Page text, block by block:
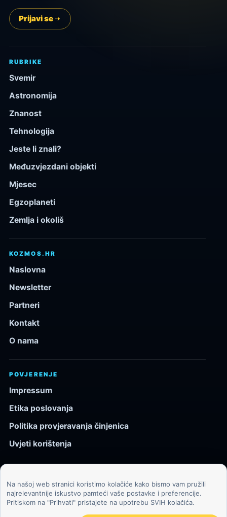
Prijavi se
RUBRIKE
Svemir
Astronomija
Znanost
Tehnologija
Jeste li znali?
Međuzvjezdani objekti
Mjesec
Egzoplaneti
Zemlja i okoliš
KOZMOS.HR
Naslovna
Newsletter
Partneri
Kontakt
O nama
POVJERENJE
Impressum
Etika poslovanja
Politika provjeravanja činjenica
Uvjeti korištenja
© 2026 Kozmos.hr. Sva prava pridržana.
Svemir, znanost, tehnologija i velike ideje za znatiželjne
Na našoj web stranici koristimo kolačiće kako bismo vam pružili
najrelevantnije iskustvo pamteći vaše postavke i preferencije.
Pritiskom na "Prihvati" pristajete na upotrebu SVIH kolačića.